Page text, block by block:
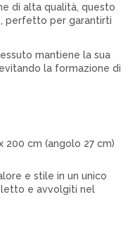
di alta qualità, questo
perfetto per garantirti
mantiene la sua
la formazione di
200 cm (angolo 27 cm)
e stile in un unico
e avvolgiti nel